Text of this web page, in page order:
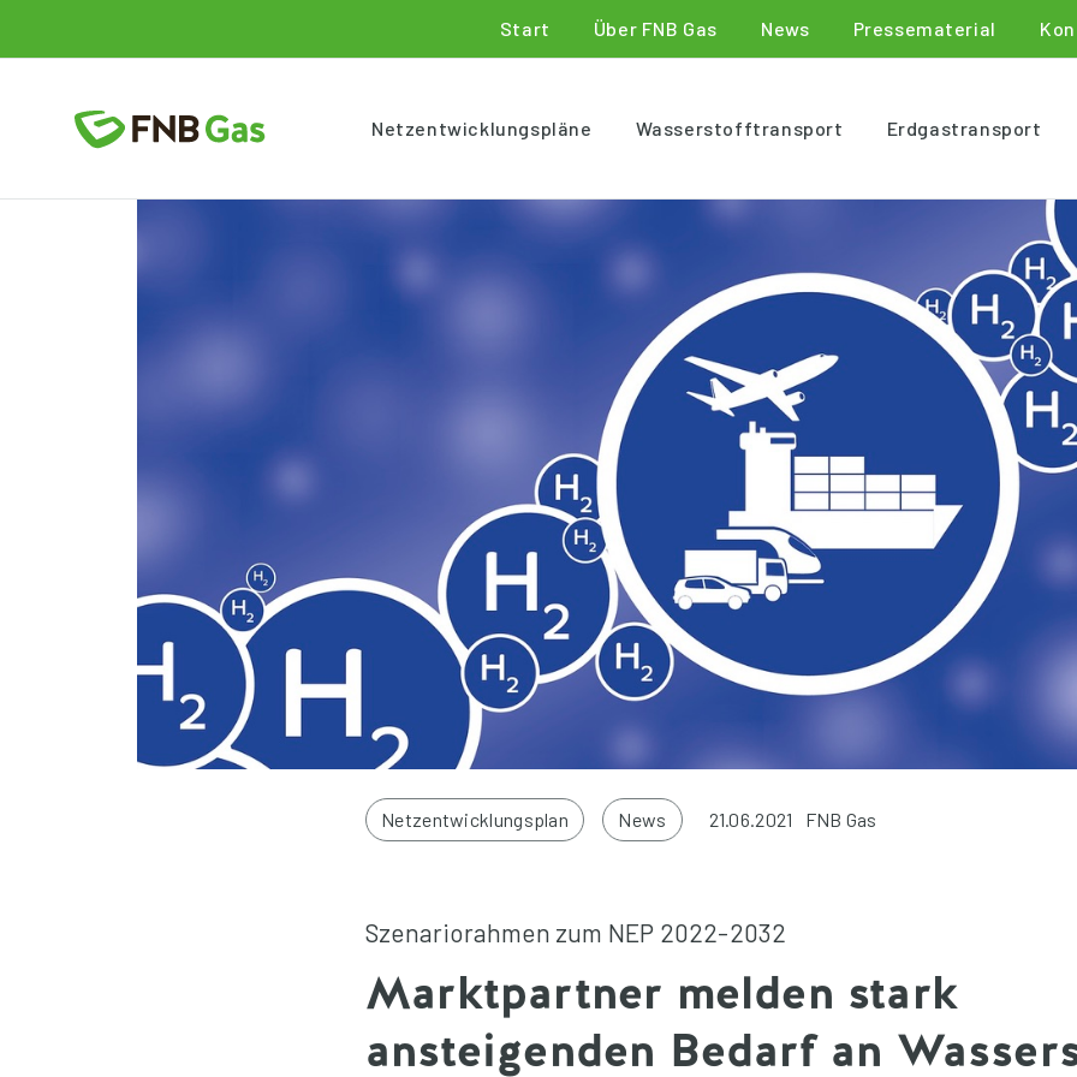
Start Über FNB Gas News Pressematerial
Netzentwicklungspläne Wasserstofftransport Erdgastransport
Netzentwicklungsplan News 21.06.2021 FNB Gas
Szenariorahmen zum NEP 2022-2032
Marktpartner melden stark
ansteigenden Bedarf an